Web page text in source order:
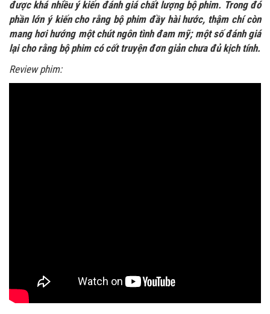
được khá nhiều ý kiến đánh giá chất lượng bộ phim. Trong đó
phần lớn ý kiến cho rằng bộ phim đầy hài hước, thậm chí còn
mang hơi hướng một chút ngôn tình đam mỹ; một số đánh giá
lại cho rằng bộ phim có cốt truyện đơn giản chưa đủ kịch tính.
Review phim: